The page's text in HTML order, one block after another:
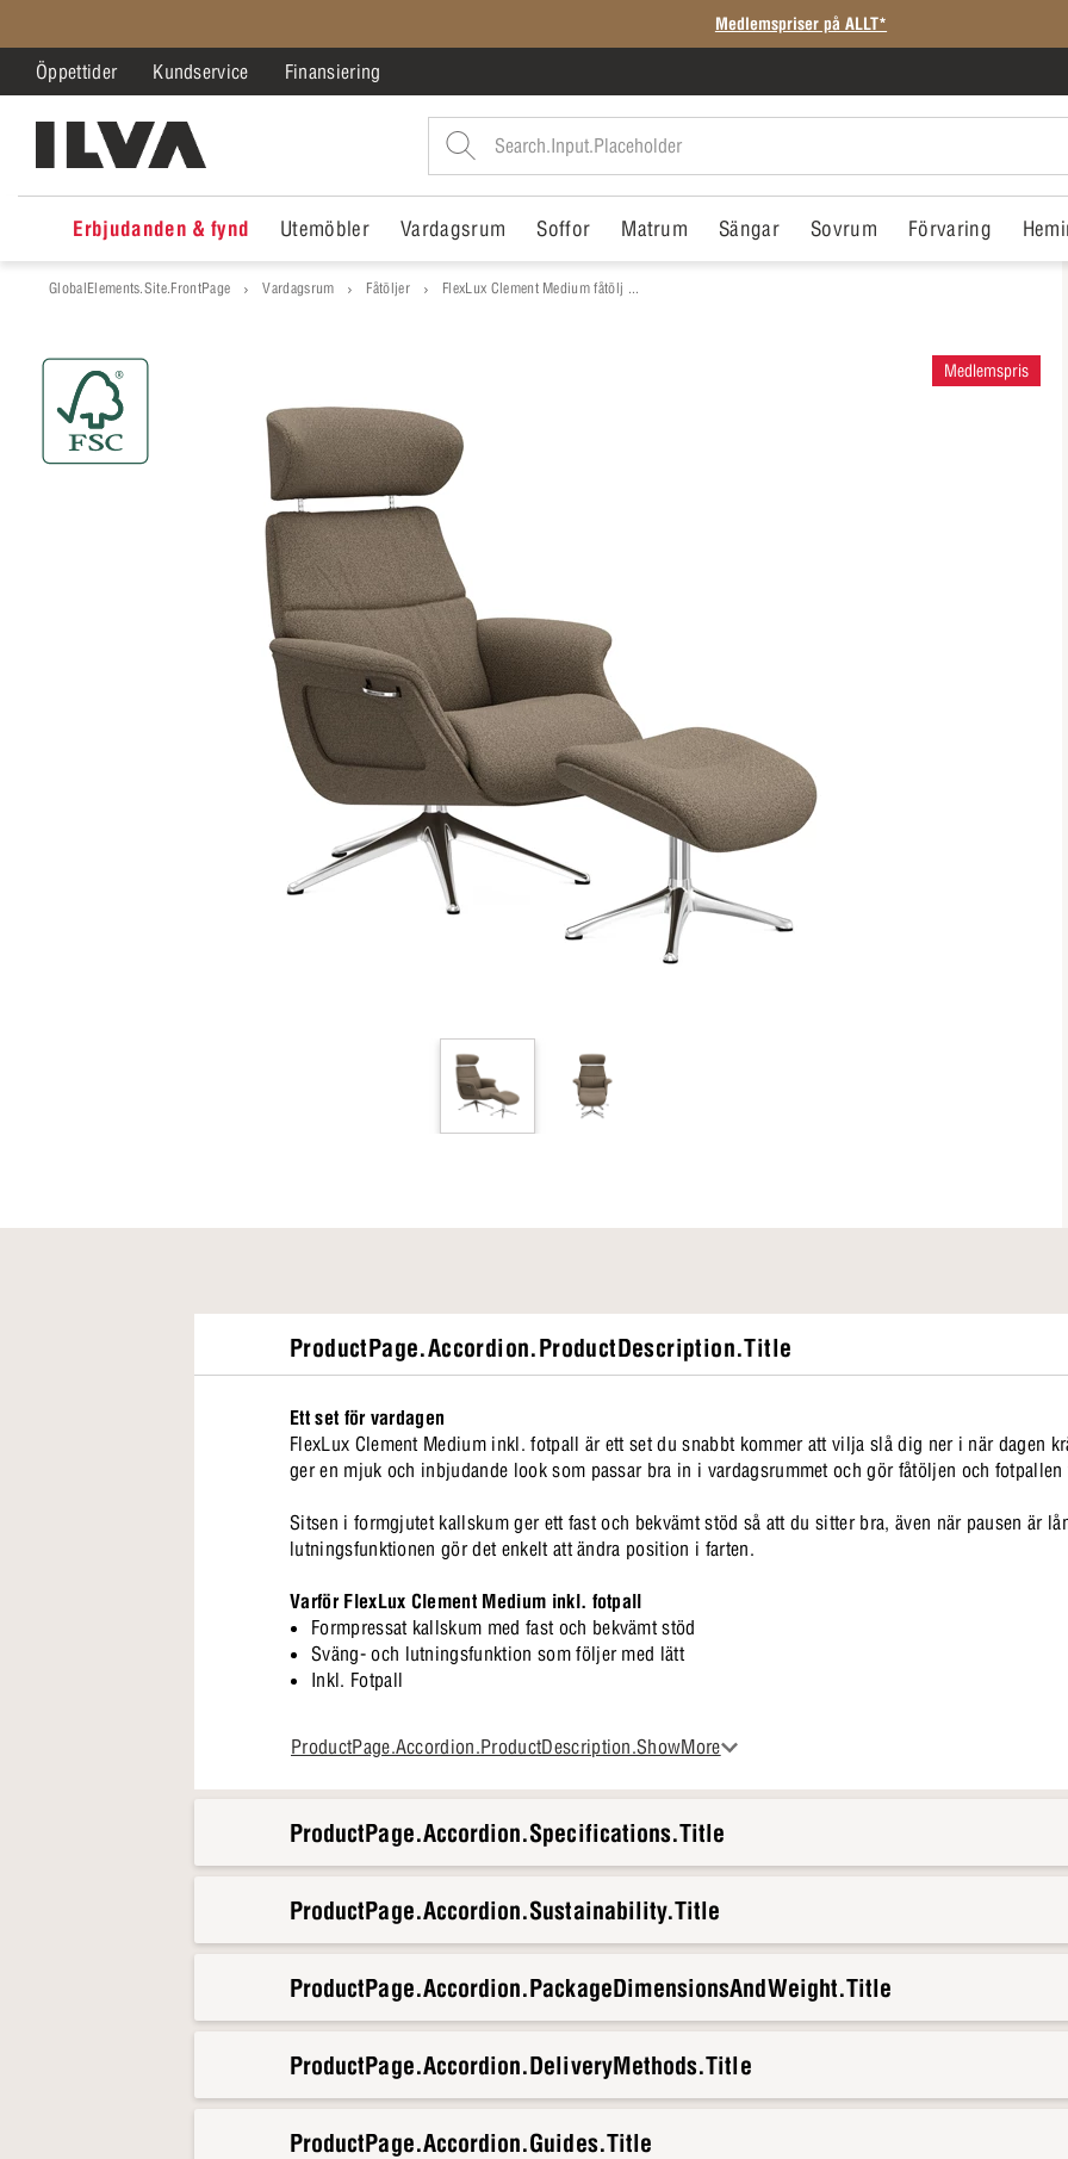
Medlemspriser på ALLT*
Öppettider Kundservice Finansiering
Erbjudanden & fynd Utemöbler Vardagsrum Soffor Matrum Sängar Sovrum Förvaring
GlobalElements.Site.FrontPage Vardagsrum Fåtöljer FlexLux Clement Medium fåtölj ...
Medlemspris
ProductPage.Accordion.ProductDescription.Title
Ett set för vardagen
FlexLux Clement Medium inkl. fotpall är ett set du snabbt kommer att vilja slå dig ner i när dagen
ger en mjuk och inbjudande look som passar bra in i vardagsrummet och gör fåtöljen och
Sitsen i formgjutet kallskum ger ett fast och bekvämt stöd så att du sitter bra, även när pausen är
lutningsfunktionen gör det enkelt att ändra position i farten.
Varför FlexLux Clement Medium inkl. fotpall
Formpressat kallskum med fast och bekvämt stöd
Sväng- och lutningsfunktion som följer med lätt
Inkl. Fotpall
När kvällarna blir lugna är den här uppsättningen en mysig plats för en bok, en kopp kaffe eller de
skapar den ett lugnt hörn i vardagsrummet, och tillsammans med soffan ger den hemmet en varm
ProductPage.Accordion.ProductDescription.ShowMore
ProductPage.Accordion.Specifications.Title
ProductPage.Accordion.Sustainability.Title
ProductPage.Accordion.PackageDimensionsAndWeight.Title
ProductPage.Accordion.DeliveryMethods.Title
ProductPage.Accordion.Guides.Title